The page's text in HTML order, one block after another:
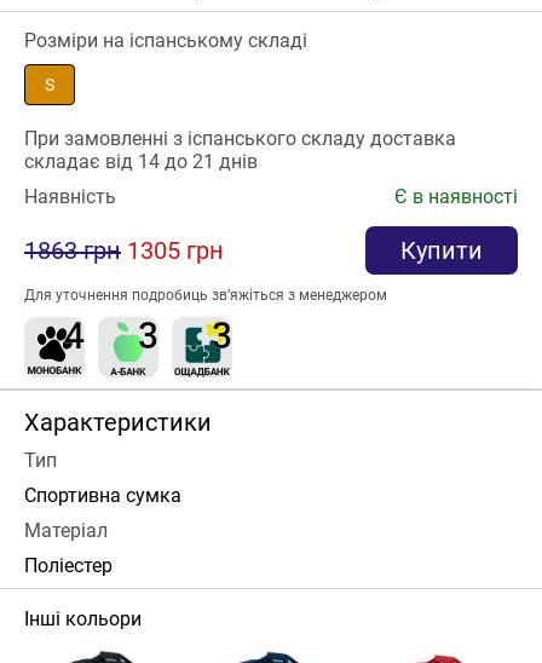
Розміри на іспанському складі
S
При замовленні з іспанського складу доставка
складає від 14 до 21 днів
Наявність
Є в наявності
1863 грн 1305 грн Купити
Для уточнення подробиць зв’яжіться з менеджером
Характеристики
Тип
Спортивна сумка
Матеріал
Поліестер
Інші кольори